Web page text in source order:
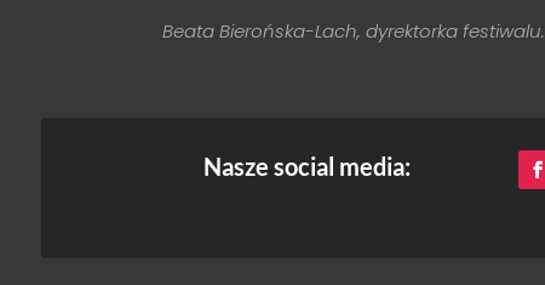
Beata Bierońska-Lach, dyrektorka festiwalu.
Nasze social media: